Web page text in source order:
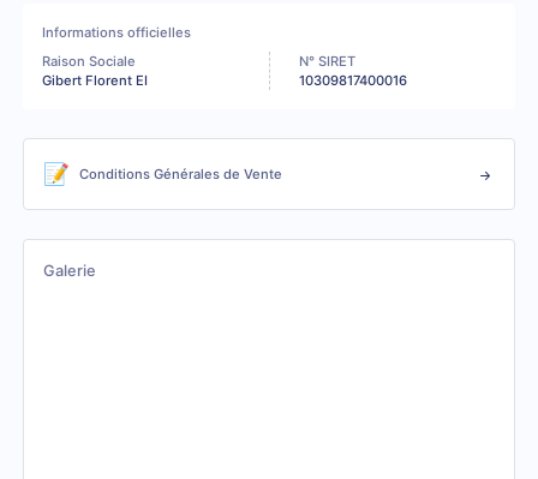
Informations officielles
Raison Sociale
Gibert Florent EI
N° SIRET
10309817400016
📝 Conditions Générales de Vente
Galerie